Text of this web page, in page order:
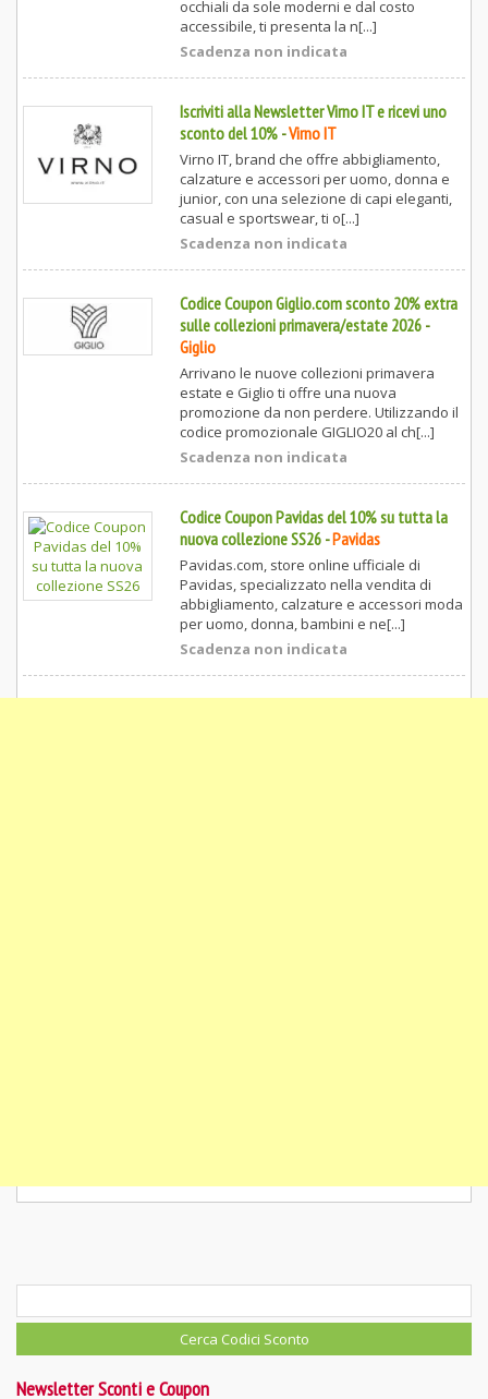
occhiali da sole moderni e dal costo
accessibile, ti presenta la n[...]
Scadenza non indicata
Iscriviti alla Newsletter Virno IT e ricevi uno
sconto del 10%-Virno IT
Virno IT, brand che offre abbigliamento,
calzature e accessori per uomo, donna e
junior, con una selezione di capi eleganti,
casual e sportswear, ti o[...]
Scadenza non indicata
Codice Coupon Giglio.com sconto 20% extra
sulle collezioni primavera/estate 2026-
Giglio
Arrivano le nuove collezioni primavera
estate e Giglio ti offre una nuova
promozione da non perdere. Utilizzando il
codice promozionale GIGLIO20 al ch[...]
Scadenza non indicata
Codice Coupon Pavidas del 10% su tutta la
nuova collezione SS26-Pavidas
Pavidas.com, store online ufficiale di
Pavidas, specializzato nella vendita di
abbigliamento, calzature e accessori moda
per uomo, donna, bambini e ne[...]
Scadenza non indicata
Newsletter Sconti e Coupon